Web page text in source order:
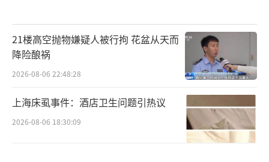
21楼高空抛物嫌疑人被行拘 花盆从天而
降险酿祸
2026-08-06 22:48:28
上海床虱事件：酒店卫生问题引热议
2026-08-06 18:30:09